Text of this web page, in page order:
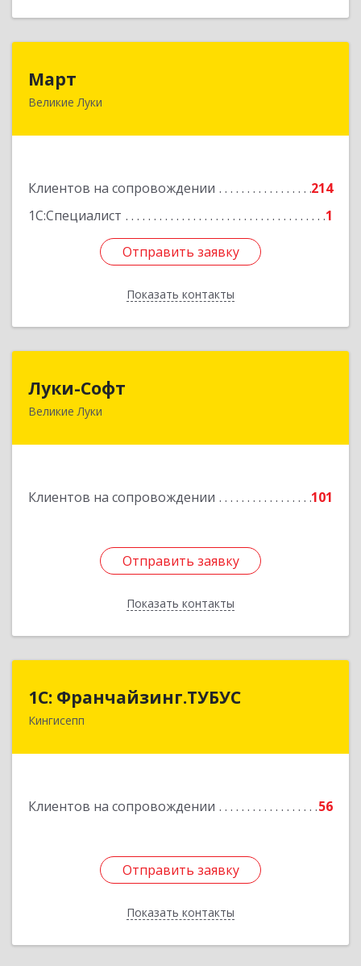
Март
Великие Луки
Клиентов на сопровождении
214
1С:Специалист
1
Отправить заявку
Показать контакты
182113, Псковская обл, Великие Луки г,
Отправить заявку
Назад
Луки-Софт
Великие Луки
Клиентов на сопровождении 101
Отправить заявку
Показать контакты
182113, Псковская обл, Великие Луки г,
Отправить заявку
Назад
1С: Франчайзинг.ТУБУС
Кингисепп
Клиентов на сопровождении 56
Отправить заявку
Показать контакты
1С: Франчайзинг.ТУБУС
Отправить заявку
Назад